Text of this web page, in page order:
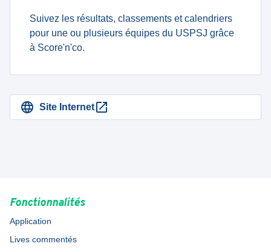
Suivez les résultats, classements et calendriers
pour une ou plusieurs équipes du USPSJ grâce
à Score'n'co.
Site Internet
Fonctionnalités
Application
Lives commentés